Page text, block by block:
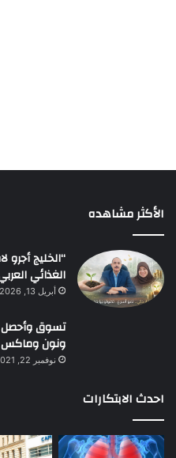
الأكثر مشاهده
“الخليج
الغذائي
أبريل 13, 2026
تسوق
ونون
نوفمبر 22, 2021
احدث الابتكارات